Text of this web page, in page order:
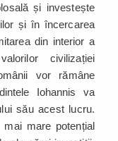
și investește
și în încercarea
din interior a
civilizației
vor rămâne
Iohannis va
său acest lucru.
mare potențial